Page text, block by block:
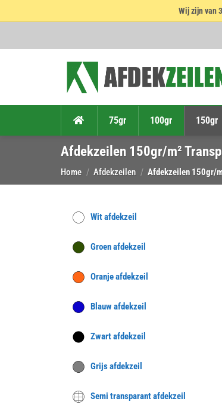
Wij zijn van
75gr 100gr 150gr
Afdekzeilen 150gr/m²
Home / Afdekzeilen / Afdekzeilen 150gr/
Wit afdekzeil
Groen afdekzeil
Oranje afdekzeil
Blauw afdekzeil
Zwart afdekzeil
Grijs afdekzeil
Semi transparant afdekzeil